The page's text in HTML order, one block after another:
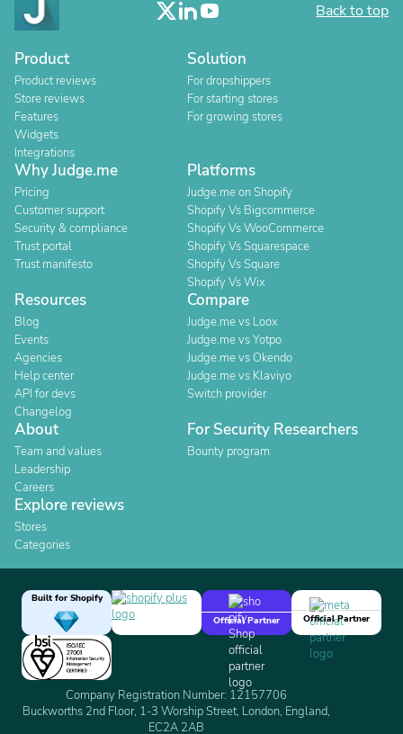
Back to top
Product
Product reviews
Store reviews
Features
Widgets
Integrations
Solution
For dropshippers
For starting stores
For growing stores
Why Judge.me
Pricing
Customer support
Security & compliance
Trust portal
Trust manifesto
Platforms
Judge.me on Shopify
Shopify Vs Bigcommerce
Shopify Vs WooCommerce
Shopify Vs Squarespace
Shopify Vs Square
Shopify Vs Wix
Resources
Blog
Events
Agencies
Help center
API for devs
Changelog
Compare
Judge.me vs Loox
Judge.me vs Yotpo
Judge.me vs Okendo
Judge.me vs Klaviyo
Switch provider
About
Team and values
Leadership
Careers
For Security Researchers
Bounty program
Explore reviews
Stores
Categories
Built for Shopify
Official Partner
Official Partner
Company Registration Number: 12157706
Buckworths 2nd Floor, 1-3 Worship Street, London, England,
EC2A 2AB